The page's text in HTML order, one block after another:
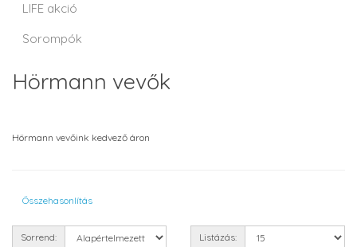
LIFE akció
Sorompók
Hörmann vevők
Hörmann vevőink kedvező áron
Összehasonlítás
Sorrend: Listázás: